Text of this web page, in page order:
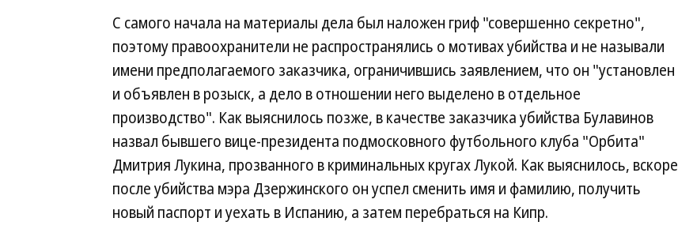
С самого начала на материалы дела был наложен гриф "совершенно секретно",
поэтому правоохранители не распространялись о мотивах убийства и не называли
имени предполагаемого заказчика, ограничившись заявлением, что он "установлен
и объявлен в розыск, а дело в отношении него выделено в отдельное
производство". Как выяснилось позже, в качестве заказчика убийства Булавинов
назвал бывшего вице-президента подмосковного футбольного клуба "Орбита"
Дмитрия Лукина, прозванного в криминальных кругах Лукой. Как выяснилось, вскоре
после убийства мэра Дзержинского он успел сменить имя и фамилию, получить
новый паспорт и уехать в Испанию, а затем перебраться на Кипр.